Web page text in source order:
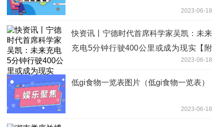
2023-06-18
快资讯丨宁德时代首席科学家吴凯：未来
充电5分钟行驶400公里或成为现实【附
2023-06-18
低gi食物一览表图片（低gi食物一览表）
2023-06-18